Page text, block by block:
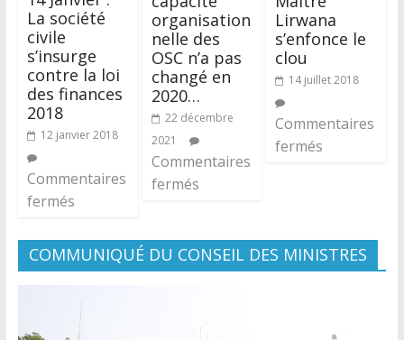
La société
civile
s’insurge
contre la loi
des finances
2018
12 janvier 2018
Commentaires
fermés
organisation
nelle des
OSC n’a pas
changé en
2020…
22 décembre
2021
Commentaires
fermés
Lirwana
s’enfonce le
clou
14 juillet 2018
Commentaires
fermés
COMMUNIQUÉ DU CONSEIL DES MINISTRES